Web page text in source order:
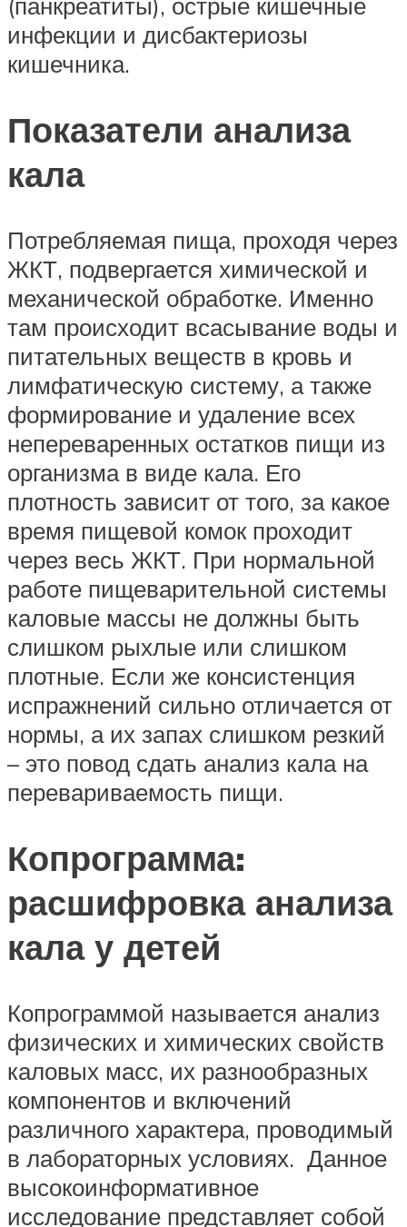
(панкреатиты), острые кишечные
инфекции и дисбактериозы
кишечника.
Показатели анализа
кала
Потребляемая пища, проходя через
ЖКТ, подвергается химической и
механической обработке. Именно
там происходит всасывание воды и
питательных веществ в кровь и
лимфатическую систему, а также
формирование и удаление всех
непереваренных остатков пищи из
организма в виде кала. Его
плотность зависит от того, за какое
время пищевой комок проходит
через весь ЖКТ. При нормальной
работе пищеварительной системы
каловые массы не должны быть
слишком рыхлые или слишком
плотные. Если же консистенция
испражнений сильно отличается от
нормы, а их запах слишком резкий
– это повод сдать анализ кала на
перевариваемость пищи.
Копрограмма:
расшифровка анализа
кала у детей
Копрограммой называется анализ
физических и химических свойств
каловых масс, их разнообразных
компонентов и включений
различного характера, проводимый
в лабораторных условиях. Данное
высокоинформативное
исследование представляет собой